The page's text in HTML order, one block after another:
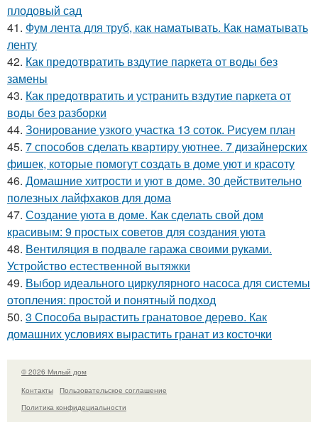
плодовый сад
41. Фум лента для труб, как наматывать. Как наматывать
ленту
42. Как предотвратить вздутие паркета от воды без
замены
43. Как предотвратить и устранить вздутие паркета от
воды без разборки
44. Зонирование узкого участка 13 соток. Рисуем план
45. 7 способов сделать квартиру уютнее. 7 дизайнерских
фишек, которые помогут создать в доме уют и красоту
46. Домашние хитрости и уют в доме. 30 действительно
полезных лайфхаков для дома
47. Создание уюта в доме. Как сделать свой дом
красивым: 9 простых советов для создания уюта
48. Вентиляция в подвале гаража своими руками.
Устройство естественной вытяжки
49. Выбор идеального циркулярного насоса для системы
отопления: простой и понятный подход
50. 3 Способа вырастить гранатовое дерево. Как
домашних условиях вырастить гранат из косточки
© 2026 Милый дом
Контакты
Пользовательское соглашение
Политика конфидециальности